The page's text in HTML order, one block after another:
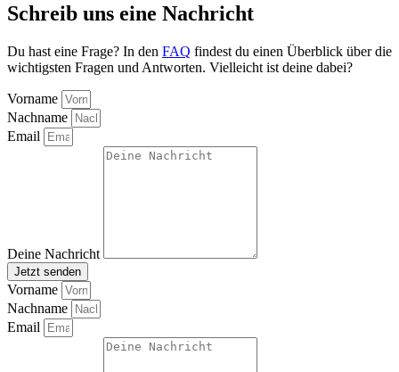
Schreib uns eine Nachricht
Du hast eine Frage? In den FAQ findest du einen Überblick über die
wichtigsten Fragen und Antworten. Vielleicht ist deine dabei?
Vorname
Nachname
Email
Deine Nachricht
Jetzt senden
Vorname
Nachname
Email